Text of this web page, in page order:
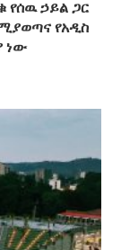
ኃይል ጋር
የአዲስ
ነው